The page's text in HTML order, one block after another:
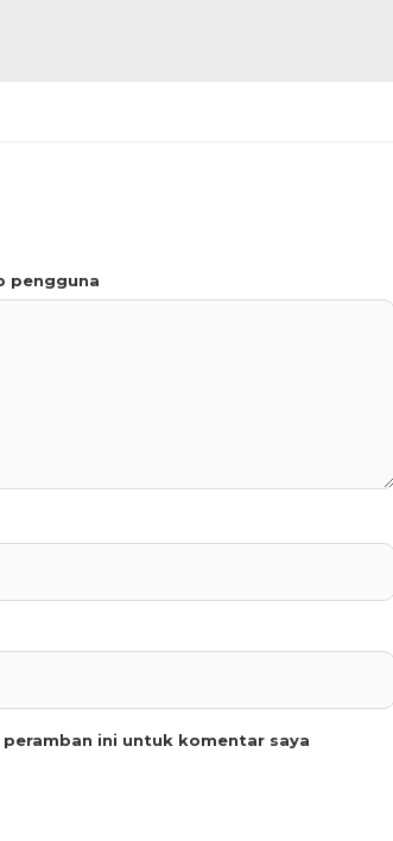
pengguna
ini untuk komentar saya